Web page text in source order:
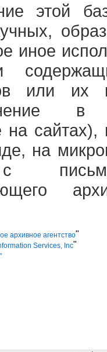
этой
иное
или их
на
на
архивное агентство"
Services, Inc"